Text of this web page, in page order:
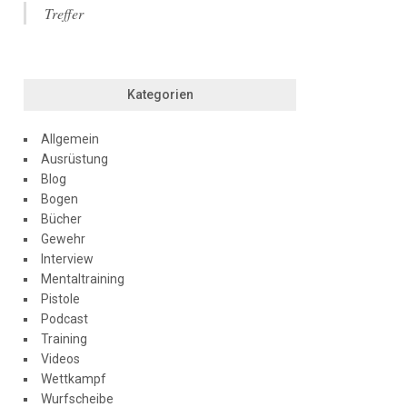
Treffer
Kategorien
Allgemein
Ausrüstung
Blog
Bogen
Bücher
Gewehr
Interview
Mentaltraining
Pistole
Podcast
Training
Videos
Wettkampf
Wurfscheibe